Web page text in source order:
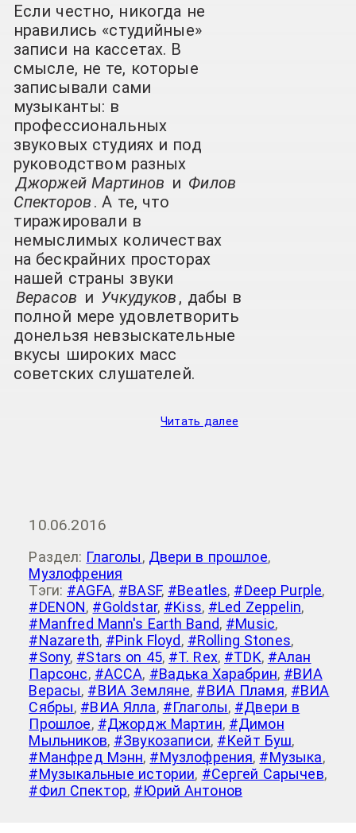
Если честно, никогда не
нравились «студийные»
записи на кассетах. В
смысле, не те, которые
записывали сами
музыканты: в
профессиональных
звуковых студиях и под
руководством разных
Джоржей Мартинов и Филов
Спекторов . А те, что
тиражировали в
немыслимых количествах
на бескрайних просторах
нашей страны звуки
Верасов и Учкудуков , дабы в
полной мере удовлетворить
донельзя невзыскательные
вкусы широких масс
советских слушателей.
Читать далее
10.06.2016
Раздел: Глаголы, Двери в прошлое,
Музлофрения
Тэги: #AGFA, #BASF, #Beatles, #Deep Purple,
#DENON, #Goldstar, #Kiss, #Led Zeppelin,
#Manfred Mann's Earth Band, #Music,
#Nazareth, #Pink Floyd, #Rolling Stones,
#Sony, #Stars on 45, #T. Rex, #TDK, #Алан
Парсонс, #АССА, #Вадька Харабрин, #ВИА
Верасы, #ВИА Земляне, #ВИА Пламя, #ВИА
Сябры, #ВИА Ялла, #Глаголы, #Двери в
Прошлое, #Джордж Мартин, #Димон
Мыльников, #Звукозаписи, #Кейт Буш,
#Манфред Мэнн, #Музлофрения, #Музыка,
#Музыкальные истории, #Сергей Сарычев,
#Фил Спектор, #Юрий Антонов